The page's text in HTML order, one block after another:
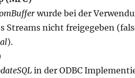
wurde bei der
Streams nicht freigegeben
).
in der ODBC